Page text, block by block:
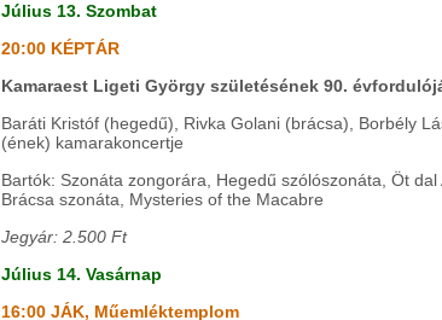
Július 13. Szombat
20:00 KÉPTÁR
Kamaraest Ligeti György születésének 90.
Baráti Kristóf (hegedű), Rivka Golani (brácsa), Borbély
(ének) kamarakoncertje
Bartók: Szonáta zongorára, Hegedű szólószonáta, Öt
Brácsa szonáta, Mysteries of the Macabre
Jegyár: 2.500 Ft
Július 14. Vasárnap
16:00 JÁK, Műemléktemplom